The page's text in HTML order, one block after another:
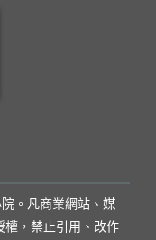
。凡商業網站、媒
權，禁止引用、改作